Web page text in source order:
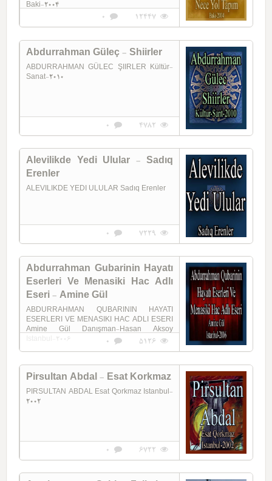
Baki-2004
12447
0
Abdurrahman Güleç - Shiirler
ABDURRAHMAN GÜLEC ŞIIRLER Kültür-
Sanat-2010
4782
0
Alevilikde Yedi Ulular - Sadıq
Erenler
ALEVILIKDE YEDI ULULAR Sadıq Erenler
7229
0
Abdurrahman Gubarinin Hayatı
Eserleri Ve Menasiki Hac Adlı
Eseri - Amine Gül
ABDURRAHMAN QUBARININ HAYATI
ESERLERI VE MENASIKI HAC ADLI ESERI
Amine Gül Danışman-Hasan Aksoy
5126
0
Pirsultan Abdal - Esat Korkmaz
PIRSULTAN ABDAL Esat Qorkmaz Istanbul-
2002
6722
0